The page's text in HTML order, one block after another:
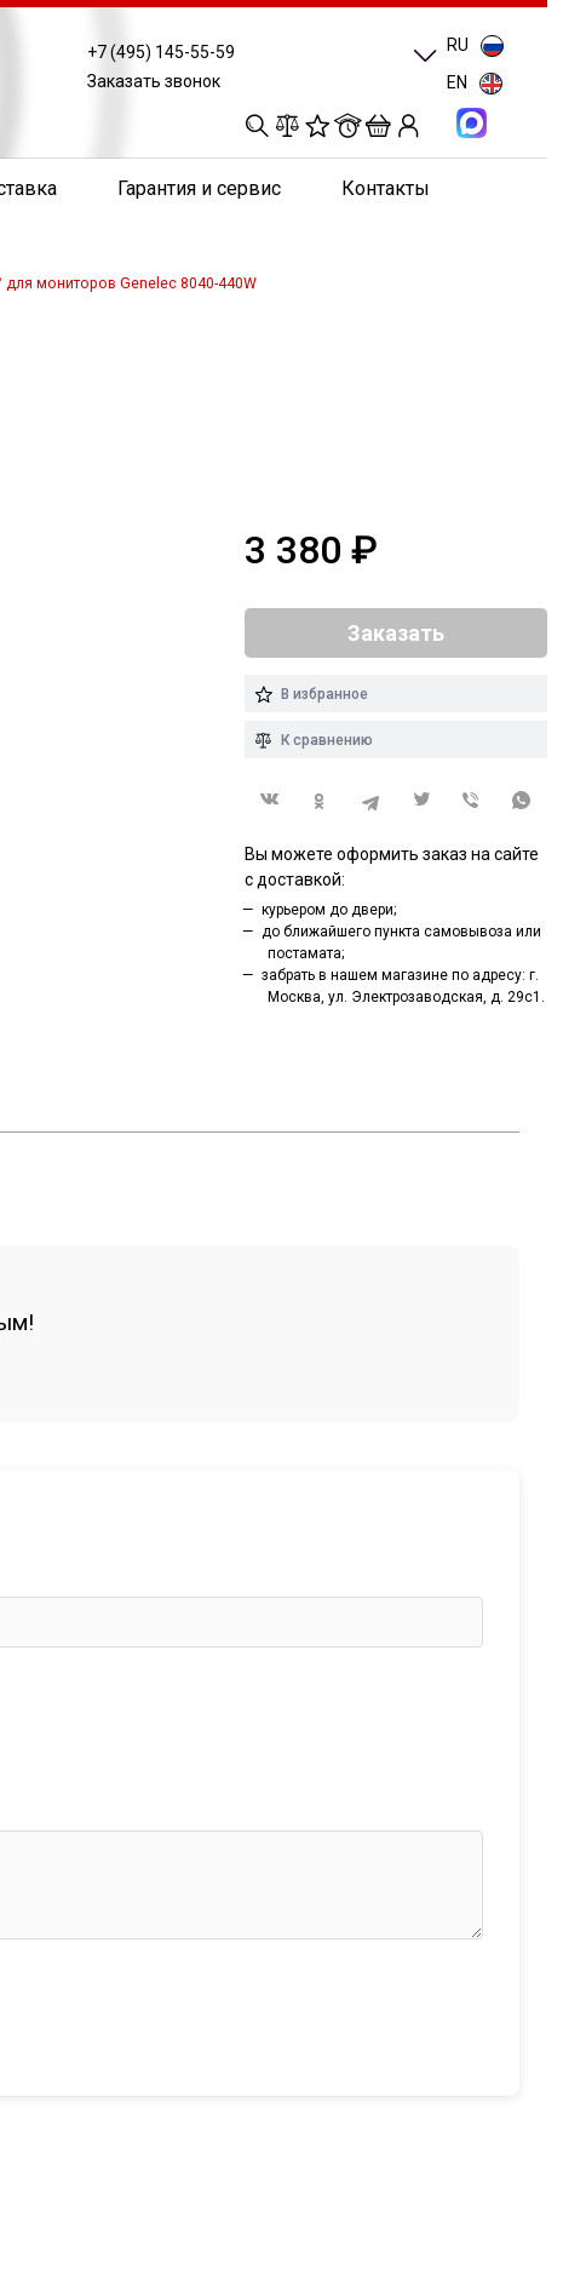
+7 (495) 145-55-59
Заказать звонок
0
RU
EN
Гарантия и сервис Контакты
для мониторов Genelec 8040-440W
3 380 ₽
Заказать
В избранное
К сравнению
Вы можете оформить заказ на сайте
с доставкой:
курьером до двери;
до ближайшего пункта самовывоза или
постамата;
забрать в нашем магазине по адресу: г.
Москва, ул. Электрозаводская, д. 29с1.